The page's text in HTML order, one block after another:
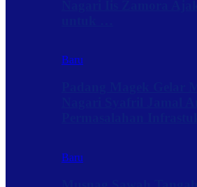
Baru
Baru